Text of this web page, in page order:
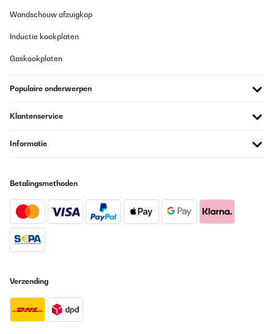
Wandschouw afzuigkap
Inductie kookplaten
Gaskookplaten
Populaire onderwerpen
Klantenservice
Informatie
Betalingsmethoden
Verzending